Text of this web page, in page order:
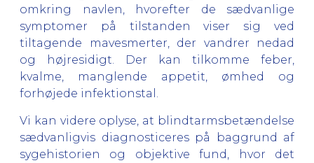
omkring navlen, hvorefter de sædvanlige
symptomer på tilstanden viser sig ved
tiltagende mavesmerter, der vandrer nedad
og højresidigt. Der kan tilkomme feber,
kvalme, manglende appetit, ømhed og
forhøjede infektionstal.
Vi kan videre oplyse, at blindtarmsbetændelse
sædvanligvis diagnosticeres på baggrund af
sygehistorien og objektive fund, hvor det